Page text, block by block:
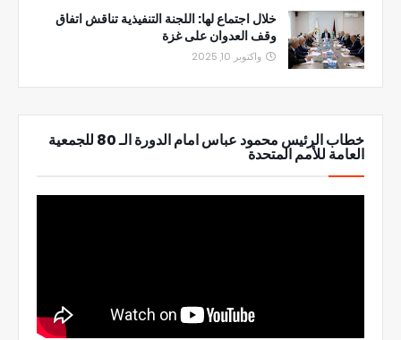
خلال اجتماع لها: اللجنة التنفيذية تناقش اتفاق
وقف العدوان على غزة
واكتوبر 10, 2025
خطاب الرئيس محمود عباس امام الدورة الـ 80 للجمعية
العامة للأمم المتحدة